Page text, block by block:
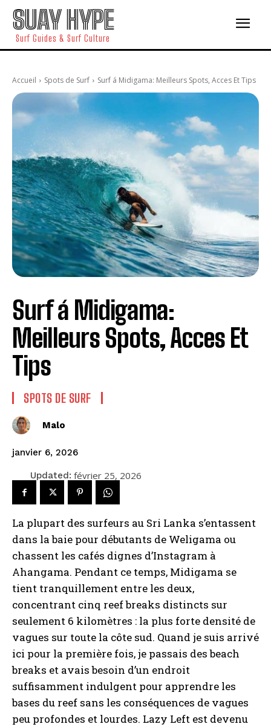
SUAY HYPE
Surf Guides & Surf Culture
Accueil Spots de Surf Surf á Midigama: Meilleurs Spots, Acces Et Tips
Surf á Midigama:
Meilleurs Spots, Acces Et
Tips
SPOTS DE SURF
Malo
janvier 6, 2026
Updated: février 25, 2026
La plupart des surfeurs au Sri Lanka s’entassent
dans la baie pour débutants de Weligama ou
chassent les cafés dignes d’Instagram à
Ahangama. Pendant ce temps, Midigama se
tient tranquillement entre les deux,
concentrant cinq reef breaks distincts sur
seulement 6 kilomètres : la plus forte densité de
vagues sur toute la côte sud. Quand je suis arrivé
ici pour la première fois, je passais des beach
breaks et avais besoin d’un endroit
suffisamment indulgent pour apprendre les
bases du reef sans les conséquences de vagues
peu profondes et lourdes. Lazy Left est devenu